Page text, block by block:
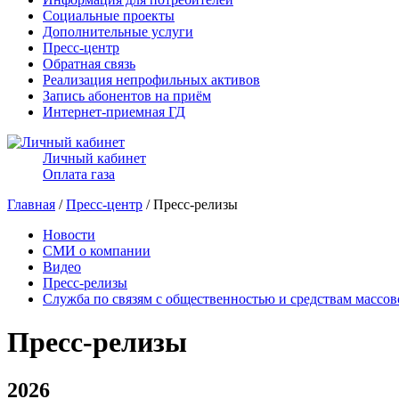
Социальные проекты
Дополнительные услуги
Пресс-центр
Обратная связь
Реализация непрофильных активов
Запись абонентов на приём
Интернет-приемная ГД
Личный кабинет
Оплата газа
Главная /Пресс-центр / Пресс-релизы
Новости
СМИ о компании
Видео
Пресс-релизы
Служба по связям с общественностью и средствам
Пресс-релизы
2026